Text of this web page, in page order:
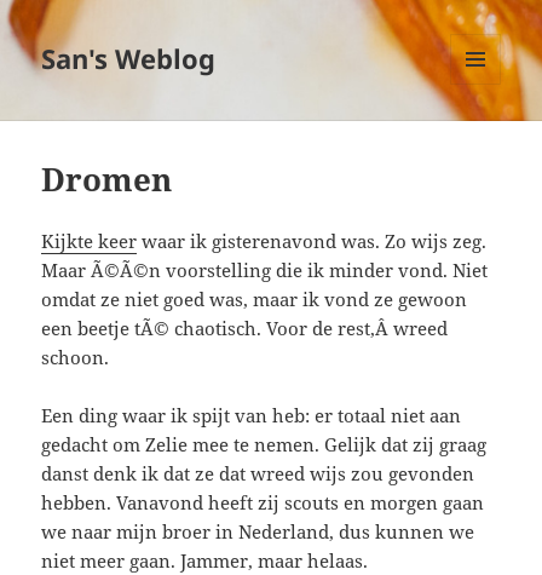
San's Weblog
MENU
EN
Dromen
Kijkte keer waar ik gisterenavond was. Zo wijs zeg.
Maar Ã©Ã©n voorstelling die ik minder vond. Niet
omdat ze niet goed was, maar ik vond ze gewoon
een beetje tÃ© chaotisch. Voor de rest,Â wreed
schoon.
Een ding waar ik spijt van heb: er totaal niet aan
gedacht om Zelie mee te nemen. Gelijk dat zij graag
danst denk ik dat ze dat wreed wijs zou gevonden
hebben. Vanavond heeft zij scouts en morgen gaan
we naar mijn broer in Nederland, dus kunnen we
niet meer gaan. Jammer, maar helaas.